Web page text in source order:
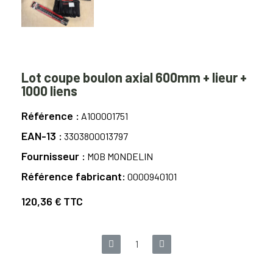
Lot coupe boulon axial 600mm + lieur +
1000 liens
Référence A100001751
EAN-13 3303800013797
Fournisseur MOB MONDELIN
Référence fabricant 0000940101
120,36 € TTC